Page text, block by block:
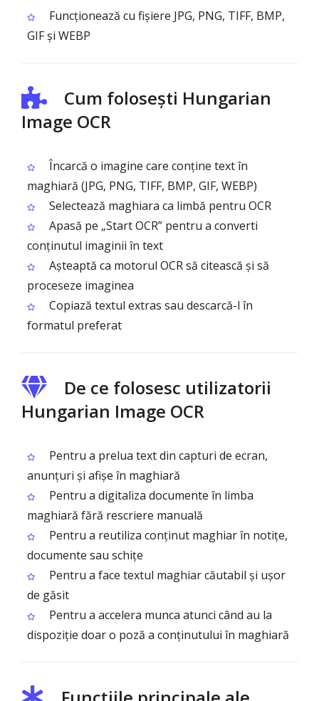
Funcționează cu fișiere JPG, PNG, TIFF, BMP,
GIF și WEBP
Cum folosești Hungarian
Image OCR
Încarcă o imagine care conține text în
maghiară (JPG, PNG, TIFF, BMP, GIF, WEBP)
Selectează maghiara ca limbă pentru OCR
Apasă pe „Start OCR” pentru a converti
conținutul imaginii în text
Așteaptă ca motorul OCR să citească și să
proceseze imaginea
Copiază textul extras sau descarcă-l în
formatul preferat
De ce folosesc utilizatorii
Hungarian Image OCR
Pentru a prelua text din capturi de ecran,
anunțuri și afișe în maghiară
Pentru a digitaliza documente în limba
maghiară fără rescriere manuală
Pentru a reutiliza conținut maghiar în notițe,
documente sau schițe
Pentru a face textul maghiar căutabil și ușor
de găsit
Pentru a accelera munca atunci când au la
dispoziție doar o poză a conținutului în maghiară